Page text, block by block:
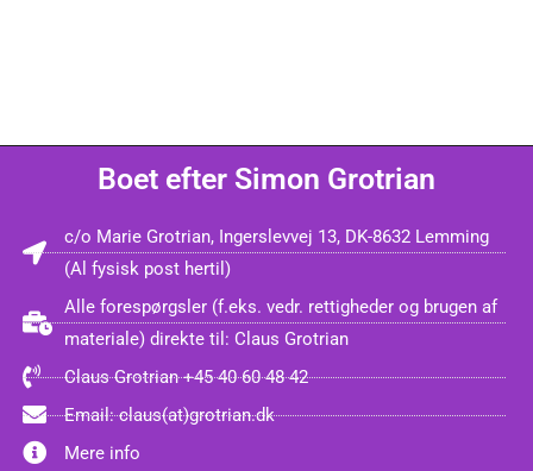
Boet efter Simon Grotrian
c/o Marie Grotrian, Ingerslevvej 13, DK-8632 Lemming
(Al fysisk post hertil)
Alle forespørgsler (f.eks. vedr. rettigheder og brugen af
materiale) direkte til: Claus Grotrian
Claus Grotrian +45 40 60 48 42
Email: claus(at)grotrian.dk
Mere info